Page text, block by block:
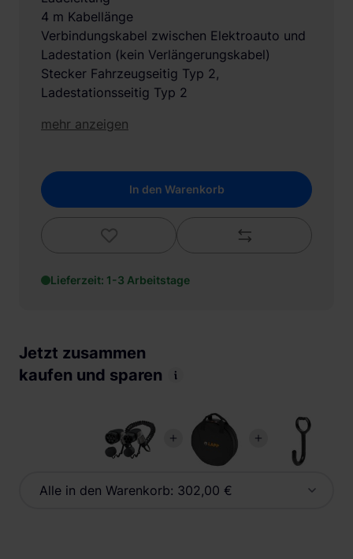
4 m Kabellänge
Verbindungskabel zwischen Elektroauto und
Ladestation (kein Verlängerungskabel)
Stecker Fahrzeugseitig Typ 2,
Ladestationsseitig Typ 2
mehr anzeigen
In den Warenkorb
Lieferzeit: 1-3 Arbeitstage
Jetzt zusammen
kaufen und sparen
Alle in den Warenkorb: 302,00 €